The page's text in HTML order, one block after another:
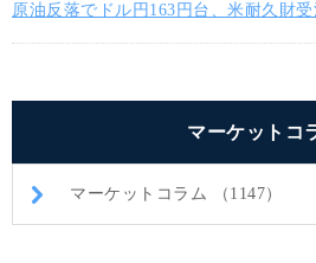
原油反落でドル円163円台、米耐久財
マーケットコ
マーケットコラム （1147）